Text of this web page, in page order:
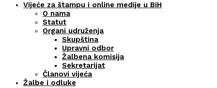
Vijeće za štampu i online medije u BiH
O nama
Statut
Organi udruženja
Skupština
Upravni odbor
Žalbena komisija
Sekretarijat
Članovi vijeća
Žalbe i odluke